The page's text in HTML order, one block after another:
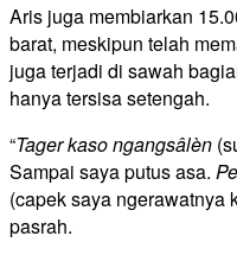
Aris juga membiarkan
barat, meskipun telah
juga terjadi di sawah
hanya tersisa setengah.
“Tager kaso ngangsâlèn
Sampai saya putus asa.
(capek saya ngerawatnya
pasrah.